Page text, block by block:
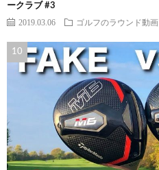
ークラブ #3
2019.03.06 ゴルフのラウンド動画